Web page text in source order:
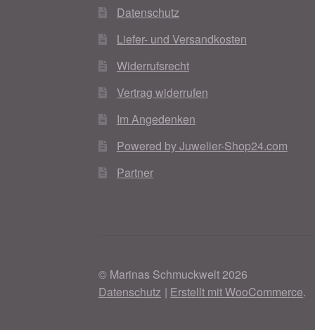
Datenschutz
Liefer- und Versandkosten
Widerrufsrecht
Vertrag widerrufen
Im Angedenken
Powered by Juwelier-Shop24.com
Partner
© Marinas Schmuckwelt 2026
Datenschutz
Erstellt mit WooCommerce.